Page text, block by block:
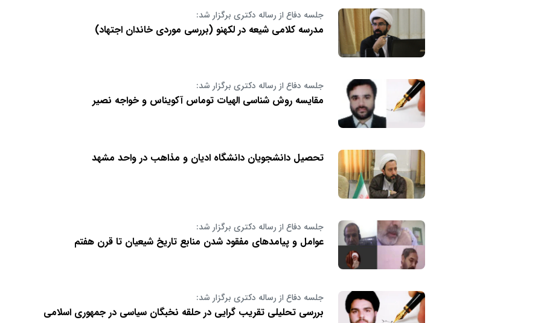
جلسه دفاع از رساله دکتری برگزار شد:
مدرسه کلامی شیعه در لکهنو (بررسی موردی خاندان اجتهاد)
جلسه دفاع از رساله دکتری برگزار شد:
مقایسه روش شناسی الهیات توماس آکویناس و خواجه نصیر
تحصیل دانشجویان دانشگاه ادیان و مذاهب در واحد مشهد
جلسه دفاع از رساله دکتری برگزار شد:
عوامل و پیامدهای مفقود شدن منابع تاریخ شیعیان تا قرن هفتم
جلسه دفاع از رساله دکتری برگزار شد:
بررسی تحلیلی تقریب گرایی در حلقه نخبگان سیاسی در جمهوری اسلامی